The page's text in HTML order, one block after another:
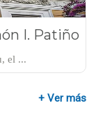
I. Patiño
el ...
+ Ver más